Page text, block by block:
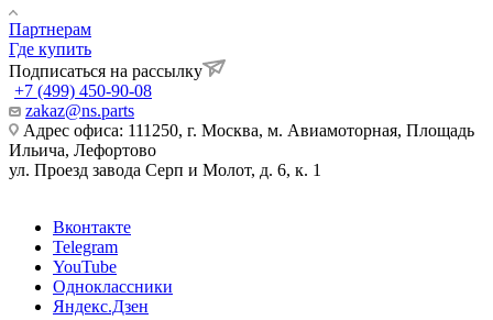
Партнерам
Где купить
Подписаться на рассылку
+7 (499) 450-90-08
zakaz@ns.parts
Адрес офиса: 111250, г. Москва, м. Авиамоторная, Площадь
Ильича, Лефортово
ул. Проезд завода Серп и Молот, д. 6, к. 1
Вконтакте
Telegram
YouTube
Одноклассники
Яндекс.Дзен